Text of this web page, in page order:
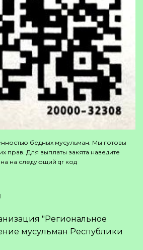
бедных мусульман. Мы готовы
прав. Для выплаты закята наведите
на следующий qr код
"Региональное
мусульман Республики